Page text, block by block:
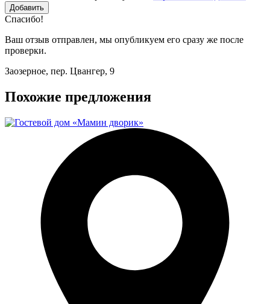
Спасибо!
Ваш отзыв отправлен, мы опубликуем его сразу же после
проверки.
Заозерное, пер. Цвангер, 9
Похожие предложения